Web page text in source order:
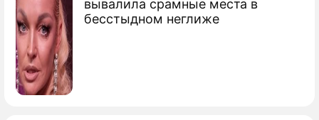
вывалила срамные места в
бесстыдном неглиже